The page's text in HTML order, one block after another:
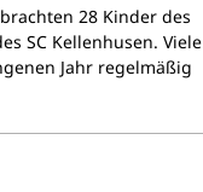
28 Kinder des
SC Kellenhusen. Viele
Jahr regelmäßig